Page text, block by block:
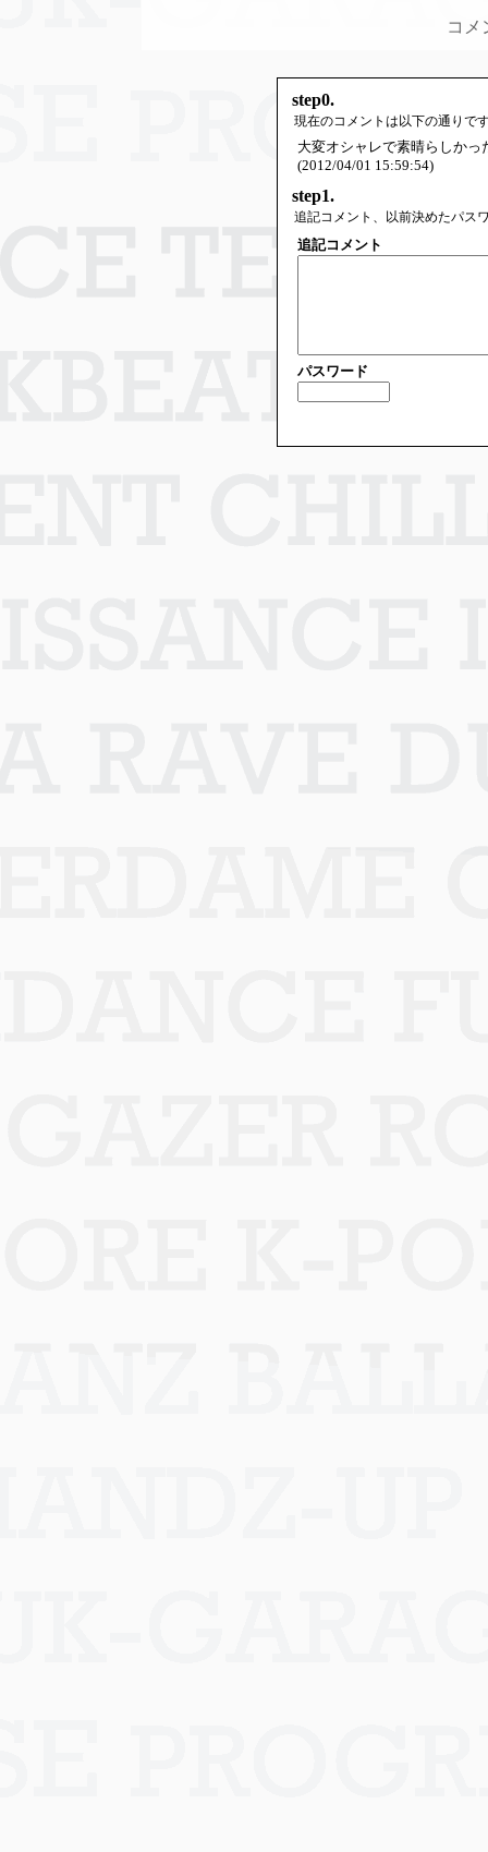
コメ
step0.
現在のコメントは以下の通りで
大変オシャレで素晴らしか
(2012/04/01 15:59:54)
step1.
追記コメント、以前決めたパス
追記コメント
パスワード